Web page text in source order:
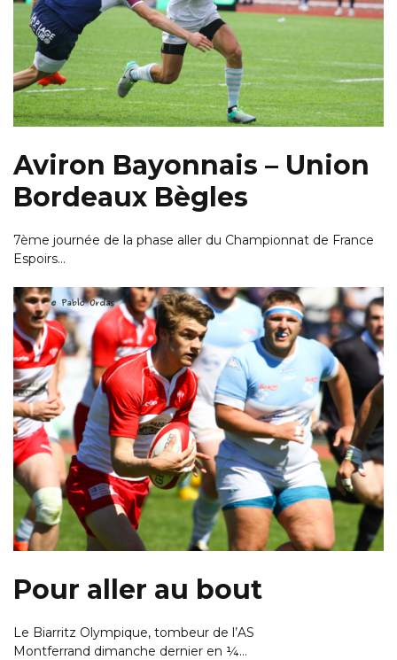
Aviron Bayonnais – Union
Bordeaux Bègles
7ème journée de la phase aller du Championnat de France
Espoirs…
Pour aller au bout
Le Biarritz Olympique, tombeur de l’AS
Montferrand dimanche dernier en ¼…